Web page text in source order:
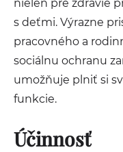
nielen pre zdravie
s deťmi. Výrazne
pracovného a
sociálnu ochranu
umožňuje plniť si
funkcie.
Účinnosť